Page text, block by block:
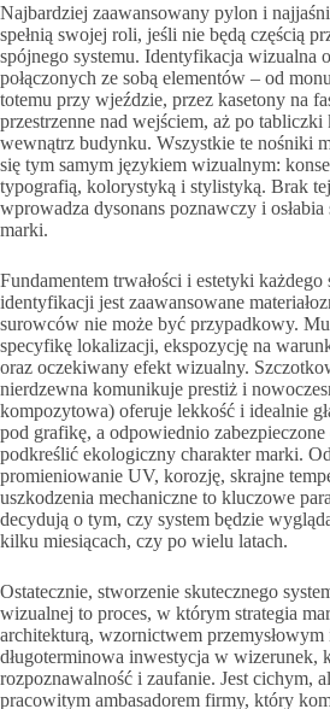
Najbardziej zaawansowany pylon i
spełnią swojej roli, jeśli nie będą częścią
spójnego systemu. Identyfikacja wizualna
połączonych ze sobą elementów – od
totemu przy wjeździe, przez kasetony na
przestrzenne nad wejściem, aż po
wewnątrz budynku. Wszystkie te nośniki
się tym samym językiem wizualnym:
typografią, kolorystyką i stylistyką. Brak
wprowadza dysonans poznawczy i osłabia
marki.
Fundamentem trwałości i estetyki każdego
identyfikacji jest zaawansowane
surowców nie może być przypadkowy.
specyfikę lokalizacji, ekspozycję na
oraz oczekiwany efekt wizualny.
nierdzewna komunikuje prestiż i
kompozytowa) oferuje lekkość i idealnie
pod grafikę, a odpowiednio
podkreślić ekologiczny charakter marki.
promieniowanie UV, korozję, skrajne
uszkodzenia mechaniczne to kluczowe
decydują o tym, czy system będzie
kilku miesiącach, czy po wielu latach.
Ostatecznie, stworzenie skutecznego
wizualnej to proces, w którym strategia
architekturą, wzornictwem
długoterminowa inwestycja w wizerunek,
rozpoznawalność i zaufanie. Jest cichym,
pracowitym ambasadorem firmy, który